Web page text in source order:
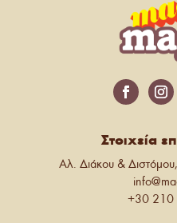
Στοιχεία
Αλ. Διάκου &
+30 210